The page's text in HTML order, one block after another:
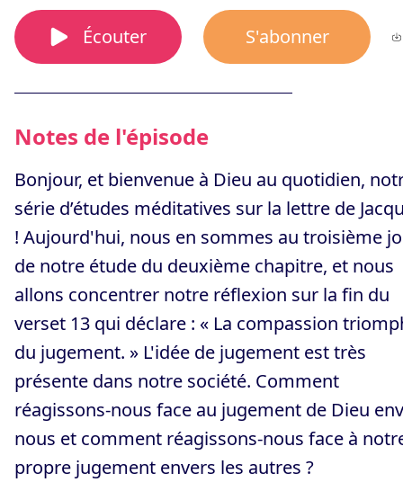
Écouter S'abonner
Notes de l'épisode
Bonjour, et bienvenue à Dieu au quotidien,
série d’études méditatives sur la lettre de
! Aujourd'hui, nous en sommes au troisième
de notre étude du deuxième chapitre, et nous
allons concentrer notre réflexion sur la fin du
verset 13 qui déclare : « La compassion
du jugement. » L'idée de jugement est très
présente dans notre société. Comment
réagissons-nous face au jugement de Dieu
nous et comment réagissons-nous face à
propre jugement envers les autres ?